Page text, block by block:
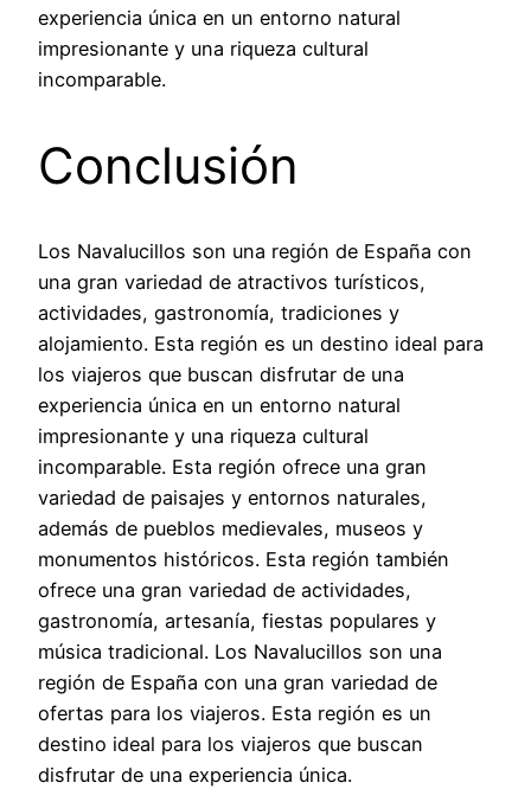
experiencia única en un entorno natural
impresionante y una riqueza cultural
incomparable.
Conclusión
Los Navalucillos son una región de España con
una gran variedad de atractivos turísticos,
actividades, gastronomía, tradiciones y
alojamiento. Esta región es un destino ideal para
los viajeros que buscan disfrutar de una
experiencia única en un entorno natural
impresionante y una riqueza cultural
incomparable. Esta región ofrece una gran
variedad de paisajes y entornos naturales,
además de pueblos medievales, museos y
monumentos históricos. Esta región también
ofrece una gran variedad de actividades,
gastronomía, artesanía, fiestas populares y
música tradicional. Los Navalucillos son una
región de España con una gran variedad de
ofertas para los viajeros. Esta región es un
destino ideal para los viajeros que buscan
disfrutar de una experiencia única.